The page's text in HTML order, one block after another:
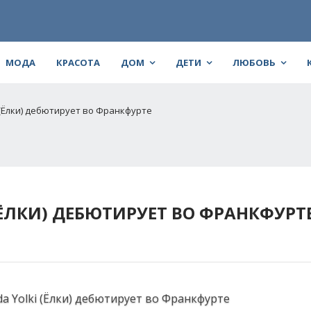
МОДА КРАСОТА ДОМ ДЕТИ ЛЮБОВЬ
дебютирует во Франкфурте
ДЕБЮТИРУЕТ ВО